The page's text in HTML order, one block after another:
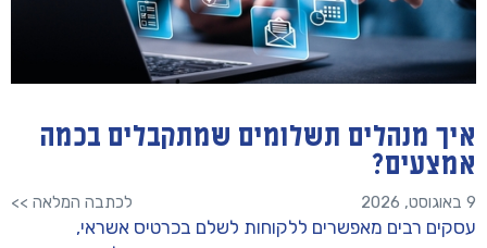
איך מנהלים תשלומים שמתקבלים בכמה
אמצעים?
9 באוגוסט, 2026 לכתבה המלאה >>
עסקים רבים מאפשרים ללקוחות לשלם בכרטיס אשראי,